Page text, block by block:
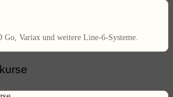
Go, Variax und weitere Line-6-Systeme.